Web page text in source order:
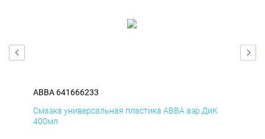
ABBA 641666233
Смазка универсальная пластика ABBA аэр ДиК
400мл